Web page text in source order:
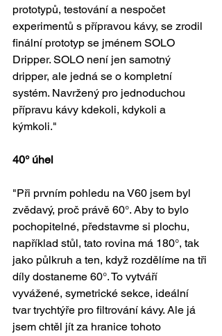
prototypů, testování a nespočet
experimentů s přípravou kávy, se zrodil
finální prototyp se jménem SOLO
Dripper. SOLO není jen samotný
dripper, ale jedná se o kompletní
systém. Navržený pro jednoduchou
přípravu kávy kdekoli, kdykoli a
kýmkoli."
40° úhel
"Při prvním pohledu na V60 jsem byl
zvědavý, proč právě 60°. Aby to bylo
pochopitelné, představme si plochu,
například stůl, tato rovina má 180°, tak
jako půlkruh a ten, když rozdělíme na tři
díly dostaneme 60°. To vytváří
vyvážené, symetrické sekce, ideální
tvar trychtýře pro filtrování kávy. Ale já
jsem chtěl jít za hranice tohoto